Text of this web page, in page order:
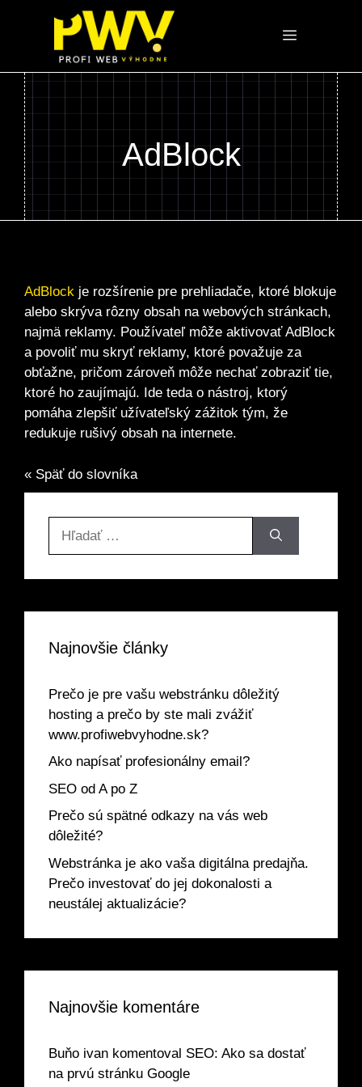
Menu
AdBlock
AdBlock je rozšírenie pre prehliadače, ktoré blokuje
alebo skrýva rôzny obsah na webových stránkach,
najmä reklamy. Používateľ môže aktivovať AdBlock
a povoliť mu skryť reklamy, ktoré považuje za
obťažne, pričom zároveň môže nechať zobraziť tie,
ktoré ho zaujímajú. Ide teda o nástroj, ktorý
pomáha zlepšiť užívateľský zážitok tým, že
redukuje rušivý obsah na internete.
« Späť do slovníka
Najnovšie články
Prečo je pre vašu webstránku dôležitý
hosting a prečo by ste mali zvážiť
www.profiwebvyhodne.sk?
Ako napísať profesionálny email?
SEO od A po Z
Prečo sú spätné odkazy na vás web
dôležité?
Webstránka je ako vaša digitálna predajňa.
Prečo investovať do jej dokonalosti a
neustálej aktualizácie?
Najnovšie komentáre
Buňo ivan komentoval SEO: Ako sa dostať
na prvú stránku Google